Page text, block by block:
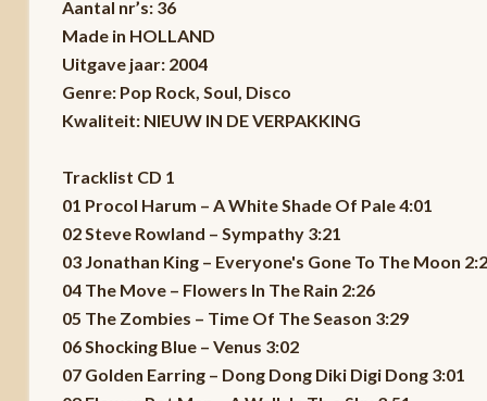
Aantal nr’s: 36
Made in HOLLAND
Uitgave jaar: 2004
Genre: Pop Rock, Soul, Disco
Kwaliteit: NIEUW IN DE VERPAKKING
Tracklist CD 1
01 Procol Harum – A White Shade Of Pale 4:01
02 Steve Rowland – Sympathy 3:21
03 Jonathan King – Everyone's Gone To The Moon
04 The Move – Flowers In The Rain 2:26
05 The Zombies – Time Of The Season 3:29
06 Shocking Blue – Venus 3:02
07 Golden Earring – Dong Dong Diki Digi Dong 3:01